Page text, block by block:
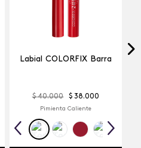
Labial COLORFIX Barra
$ 40.000 $ 38.000
Pimienta Caliente